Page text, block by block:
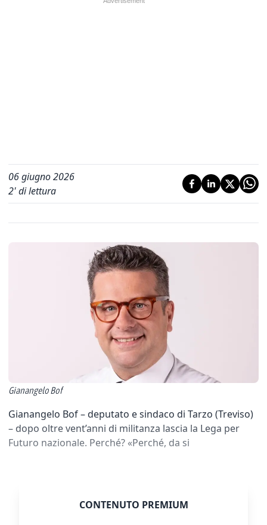
06 giugno 2026
2' di lettura
Gianangelo Bof
Gianangelo Bof – deputato e sindaco di Tarzo (Treviso)
– dopo oltre vent’anni di militanza lascia la Lega per
Futuro nazionale. Perché? «Perché, da si
CONTENUTO PREMIUM